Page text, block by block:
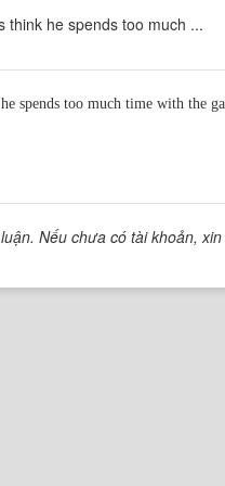
think he spends too much ...
spends too much time with the
video gaming and technology
Nếu chưa có tài khoản,